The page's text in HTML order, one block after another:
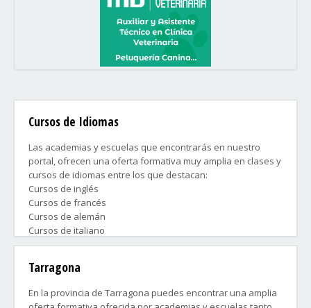
Cursos de Idiomas
Las academias y escuelas que encontrarás en nuestro
portal, ofrecen una oferta formativa muy amplia en clases y
cursos de idiomas entre los que destacan:
Cursos de inglés
Cursos de francés
Cursos de alemán
Cursos de italiano
Cursos de portugués
Cursos de japonés
Cursos de español para extranjeros
Tarragona
En la provincia de Tarragona puedes encontrar una amplia